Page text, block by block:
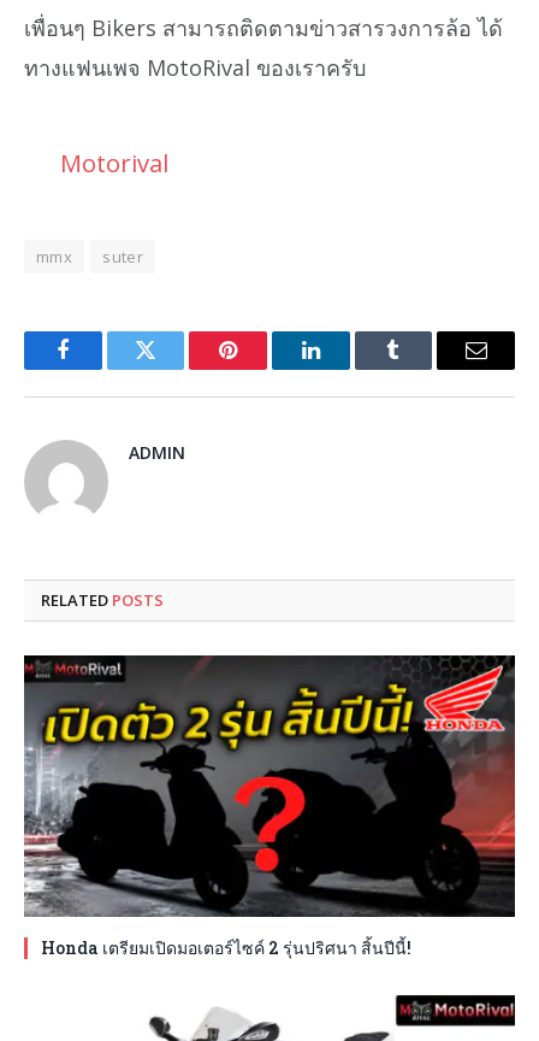
เพื่อนๆ Bikers สามารถติดตามข่าวสารวงการล้อ ได้
ทางแฟนเพจ MotoRival ของเราครับ
Motorival
mmx suter
FacebookTwitter Pinterest LinkedInTumblr Email
ADMIN
RELATED POSTS
Honda เตรียมเปิดมอเตอร์ไซค์ 2 รุ่นปริศนา สิ้นปีนี้!